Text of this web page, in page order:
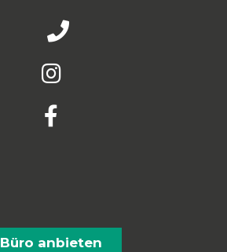
Büro anbieten